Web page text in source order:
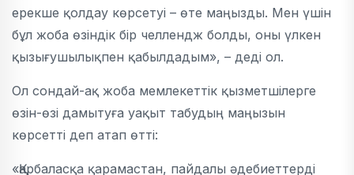
ерекше қолдау көрсетуі – өте маңызды. Мен үшін
бұл жоба өзіндік бір челлендж болды, оны үлкен
қызығушылықпен қабылдадым», – деді ол.
Ол сондай-ақ жоба мемлекеттік қызметшілерге
өзін-өзі дамытуға уақыт табудың маңызын
көрсетті деп атап өтті:
«Қарбаласқа қарамастан, пайдалы әдебиеттерді